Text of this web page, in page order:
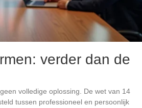
verder dan de
volledige oplossing. De wet van 14
tussen professioneel en persoonlijk